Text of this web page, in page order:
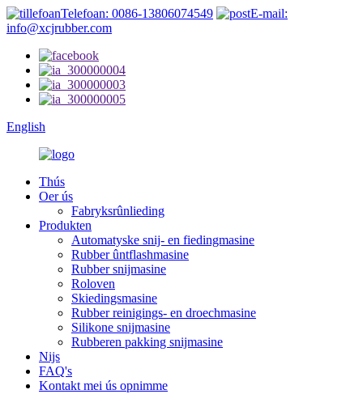
Telefoan: 0086-13806074549
E-mail:
info@xcjrubber.com
English
Thús
Oer ús
Fabryksrûnlieding
Produkten
Automatyske snij- en fiedingmasine
Rubber ûntflashmasine
Rubber snijmasine
Roloven
Skiedingsmasine
Rubber reinigings- en droechmasine
Silikone snijmasine
Rubberen pakking snijmasine
Nijs
FAQ's
Kontakt mei ús opnimme